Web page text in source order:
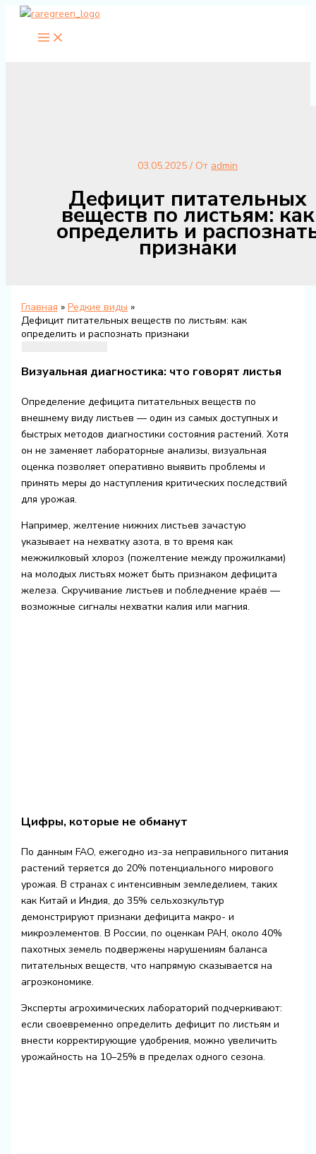
Перейти
содержимому
03.05.2025 / От admin
Дефицит питательных
веществ по листьям: как
определить и
признаки
Главная
Редкие виды
Дефицит питательных веществ по листьям: как
определить и распознать признаки
Визуальная диагностика: что говорят листья
Определение дефицита питательных веществ по
внешнему виду листьев — один из самых доступных и
быстрых методов диагностики состояния растений. Хотя
он не заменяет лабораторные анализы, визуальная
оценка позволяет оперативно выявить проблемы и
принять меры до наступления критических последствий
для урожая.
Например, желтение нижних листьев зачастую
указывает на нехватку азота, в то время как
межжилковый хлороз (пожелтение между прожилками)
на молодых листьях может быть признаком дефицита
железа. Скручивание листьев и побледнение краёв —
возможные сигналы нехватки калия или магния.
Цифры, которые не обманут
По данным FAO, ежегодно из-за неправильного питания
растений теряется до 20% потенциального мирового
урожая. В странах с интенсивным земледелием, таких
как Китай и Индия, до 35% сельхозкультур
демонстрируют признаки дефицита макро- и
микроэлементов. В России, по оценкам РАН, около 40%
пахотных земель подвержены нарушениям баланса
питательных веществ, что напрямую сказывается на
агроэкономике.
Эксперты агрохимических лабораторий подчеркивают:
если своевременно определить дефицит по листьям и
внести корректирующие удобрения, можно увеличить
урожайность на 10–25% в пределах одного сезона.